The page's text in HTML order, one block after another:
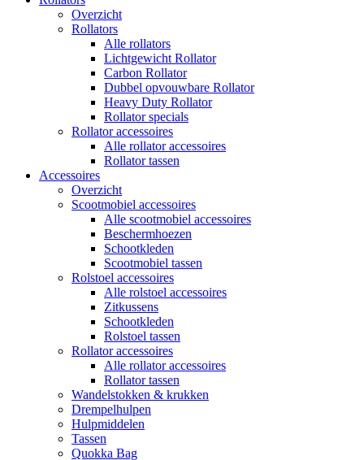
Overzicht
Rollators
Alle rollators
Lichtgewicht Rollator
Carbon Rollator
Dubbel opvouwbare Rollator
Heavy Duty Rollator
Rollator specials
Rollator accessoires
Alle rollator accessoires
Rollator tassen
Accessoires
Overzicht
Scootmobiel accessoires
Alle scootmobiel accessoires
Beschermhoezen
Schootkleden
Scootmobiel tassen
Rolstoel accessoires
Alle rolstoel accessoires
Zitkussens
Schootkleden
Rolstoel tassen
Rollator accessoires
Alle rollator accessoires
Rollator tassen
Wandelstokken & krukken
Drempelhulpen
Hulpmiddelen
Tassen
Quokka Bag